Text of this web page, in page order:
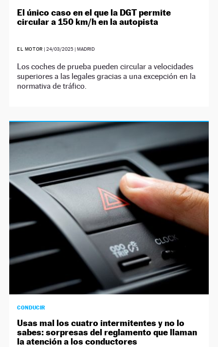
El único caso en el que la DGT permite
circular a 150 km/h en la autopista
EL MOTOR | 24/03/2025| MADRID
Los coches de prueba pueden circular a velocidades
superiores a las legales gracias a una excepción en la
normativa de tráfico.
CONDUCIR
Usas mal los cuatro intermitentes y no lo
sabes: sorpresas del reglamento que llaman
la atención a los conductores